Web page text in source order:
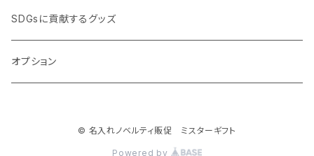
ウイルス対策消耗品
ウイルス対策備品
タオル・ブランケット
その他雑貨品
予算消化・備品におすすめグッズ
展示会・説明会ノベルティ
クイック印刷対応ポーチ・巾着
クイック印刷対応ボトル
SDGsに貢献するグッズ
オプション
© 名入れノベルティ販促 ミスターギフト
Powered by